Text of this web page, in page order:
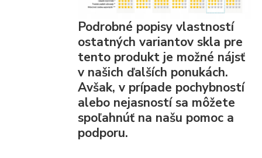
Podrobné popisy vlastností
ostatných variantov skla pre
tento produkt je možné nájsť
v našich ďalších ponukách.
Avšak, v prípade pochybností
alebo nejasností sa môžete
spoľahnúť na našu pomoc a
podporu.